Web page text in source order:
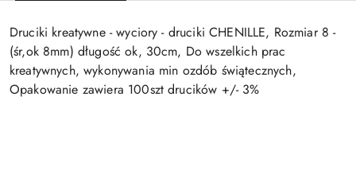
Druciki kreatywne - wyciory - druciki CHENILLE, Rozmiar 8 -
(śr,ok 8mm) długość ok, 30cm, Do wszelkich prac
kreatywnych, wykonywania min ozdób świątecznych,
Opakowanie zawiera 100szt drucików +/- 3%